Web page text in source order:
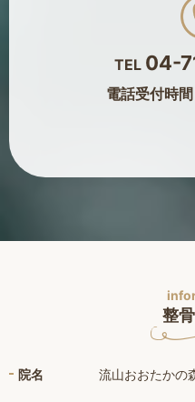
TEL 04-
電話受付時間
整
院名 流山おおたかの